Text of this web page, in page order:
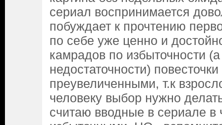
сериал воспринимается
побуждает к прочтению
по себе уже ценно и
камрадов по избыточности (а
недостаточности)
преувеличенными, т.к
человеку выбор нужно
считаю вводные в сериале в